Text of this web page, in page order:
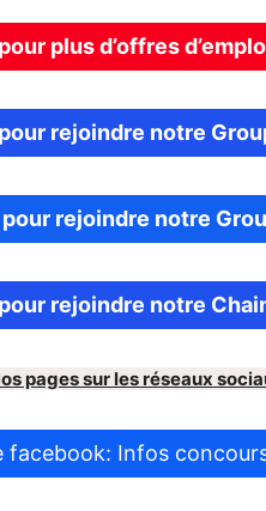
plus d’offres
rejoindre notre
rejoindre notre
rejoindre notre
pages sur les réseaux
facebook: Infos